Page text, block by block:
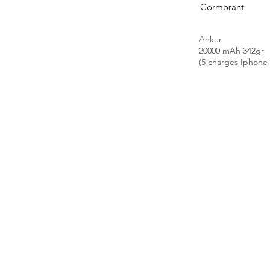
Cormorant
Anker
20000 mAh 342gr
(5 charges